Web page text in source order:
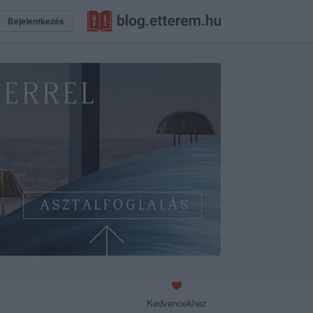
Bejelentkezés
Kedvencekhez